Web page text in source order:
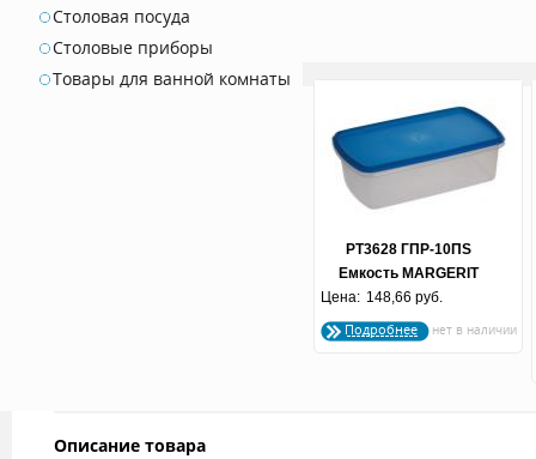
Столовая посуда
Столовые приборы
Товары для ванной комнаты
РТ3628 ГПР-10ПS
Емкость MARGERIT
прямоугольная 3 л.
голубая прозрачная
Цена: 148,66 руб.
Подробнее
Описание товара